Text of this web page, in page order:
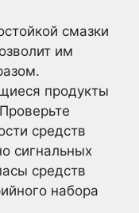
смазки
им
продукты
средств
сигнальных
средств
набора